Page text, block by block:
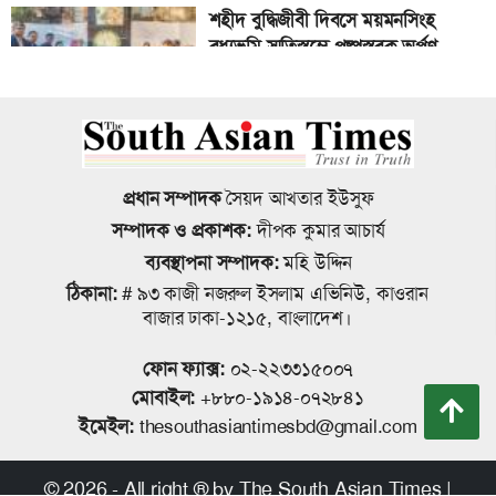
বাগেরহাট-খুলনা মহাসড়কে ট্রাকের সঙ্গে
গণমাধ্যম এখনো স্বাধীন নয়’ বাগেরহাটে
ডা. শফিকুর রহমান
বাগেরহাটে অবশেষে কারণ দর্শানোর
নোটিশ করা হয়েছে সেই বিদ্যালয় দুটির
রাষ্ট্রপতি নির্বাচনের ভোট গ্রহণ ২০ আগস্ট
শহীদ বুদ্ধিজীবী দিবসে ময়মনসিংহ
বধ্যভূমি স্মৃতিস্তম্ভে পুষ্পস্তবক অর্পণ
জাতীয় রুফটপ সোলার কর্মসূচি সংক্রান্ত
অনুষ্ঠিত
ময়মনসিংহে নগর স্বাস্থ্য কেন্দ্রের তিনতলা
নবনির্মিত ভবনের শুভ উদ্বোধন
কল্যাণ বোর্ডকে আয়বর্ধক হিসেবে গড়ে
তুলতে হবে- কল্যাণ বোর্ডের মহাপরিচালক
প্রধান সম্পাদকসৈয়দ আখতার ইউসুফ
সম্পাদক ও প্রকাশক:দীপক কুমার আচার্য
ব্যবস্থাপনা সম্পাদক:মহি উদ্দিন
ঠিকানা:# ৯৩ কাজী নজরুল ইসলাম এভিনিউ, কাওরান
বাজার ঢাকা-১২১৫, বাংলাদেশ।
ফোন ফ্যাক্স: ০২-২২৩৩১৫০০৭
মোবাইল: +৮৮০-১৯১৪-০৭২৮৪১
ইমেইল: thesouthasiantimesbd@gmail.com
© 2026 - All right ® by The South Asian Times |